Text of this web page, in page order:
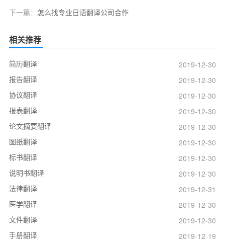
下一篇： 怎么找专业日语翻译公司合作
相关推荐
简历翻译
2019-12-30
报告翻译
2019-12-30
协议翻译
2019-12-30
报表翻译
2019-12-30
论文摘要翻译
2019-12-30
图纸翻译
2019-12-30
标书翻译
2019-12-30
说明书翻译
2019-12-30
法律翻译
2019-12-31
医学翻译
2019-12-30
文件翻译
2019-12-30
手册翻译
2019-12-19